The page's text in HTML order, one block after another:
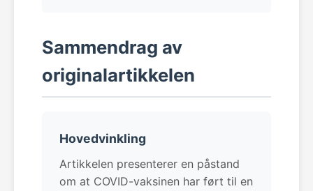
Sammendrag av
originalartikkelen
Hovedvinkling
Artikkelen presenterer en påstand
om at COVID-vaksinen har ført til en